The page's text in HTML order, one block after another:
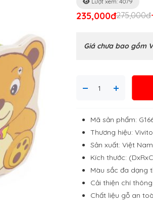
235,000đ275,000đ
Giá chưa bao gồm
Mã sản phẩm:
Thương hiệu:
Sản xuất: Việt Nam
Kích thước:
Màu sắc đa dạng
Cải thiện chí
Chất liệu gỗ an